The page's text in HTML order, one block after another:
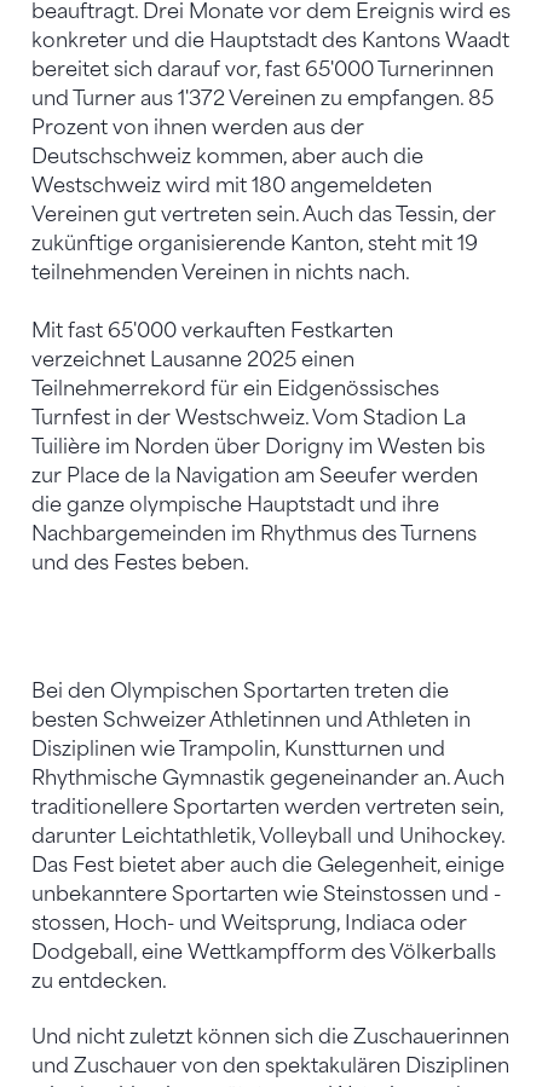
beauftragt. Drei Monate vor dem Ereignis wird es
konkreter und die Hauptstadt des Kantons Waadt
bereitet sich darauf vor, fast 65'000 Turnerinnen
und Turner aus 1'372 Vereinen zu empfangen. 85
Prozent von ihnen werden aus der
Deutschschweiz kommen, aber auch die
Westschweiz wird mit 180 angemeldeten
Vereinen gut vertreten sein. Auch das Tessin, der
zukünftige organisierende Kanton, steht mit 19
teilnehmenden Vereinen in nichts nach.
Mit fast 65'000 verkauften Festkarten
verzeichnet Lausanne 2025 einen
Teilnehmerrekord für ein Eidgenössisches
Turnfest in der Westschweiz. Vom Stadion La
Tuilière im Norden über Dorigny im Westen bis
zur Place de la Navigation am Seeufer werden
die ganze olympische Hauptstadt und ihre
Nachbargemeinden im Rhythmus des Turnens
und des Festes beben.
Bei den Olympischen Sportarten treten die
besten Schweizer Athletinnen und Athleten in
Disziplinen wie Trampolin, Kunstturnen und
Rhythmische Gymnastik gegeneinander an. Auch
traditionellere Sportarten werden vertreten sein,
darunter Leichtathletik, Volleyball und Unihockey.
Das Fest bietet aber auch die Gelegenheit, einige
unbekanntere Sportarten wie Steinstossen und -
stossen, Hoch- und Weitsprung, Indiaca oder
Dodgeball, eine Wettkampfform des Völkerballs
zu entdecken.
Und nicht zuletzt können sich die Zuschauerinnen
und Zuschauer von den spektakulären Disziplinen